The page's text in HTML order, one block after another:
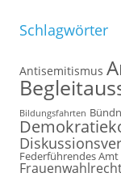
Schlagwörter
Antisemitismus
Bildungsfahrten
Federführendes Amt